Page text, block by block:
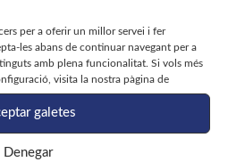
per a oferir un millor servei i fer
les abans de continuar navegant per a
amb plena funcionalitat. Si vols més
visita la nostra pàgina de
galetes
Denegar